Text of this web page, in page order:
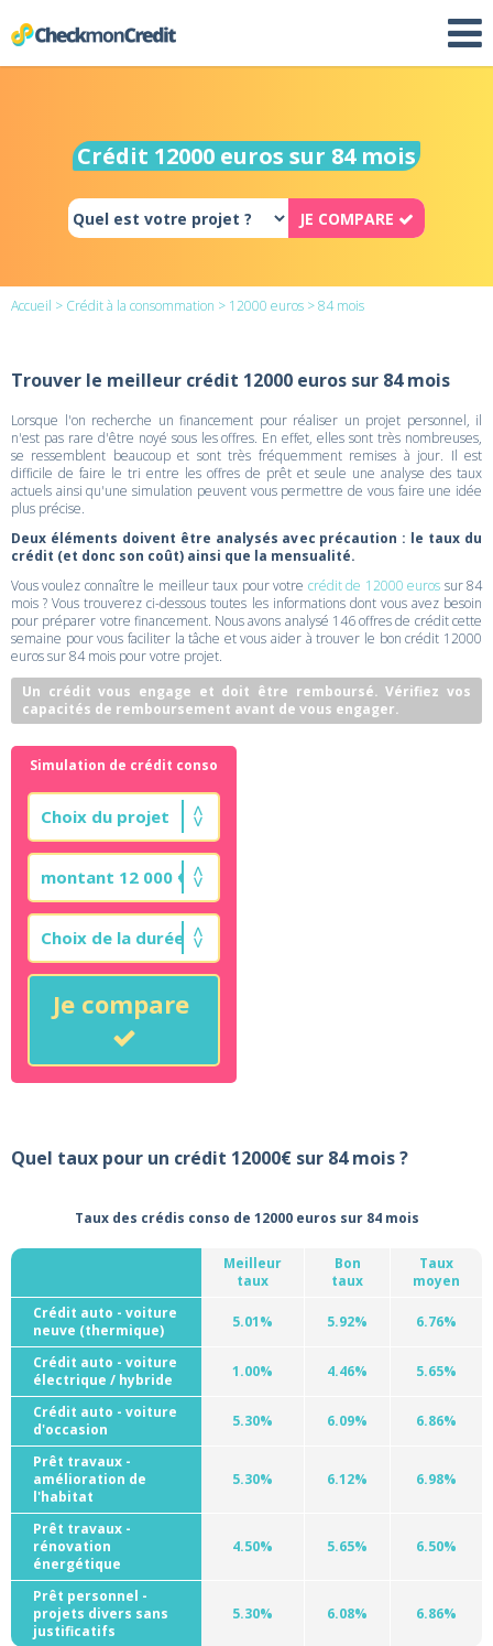
Crédit 12000 euros sur 84 mois
JE COMPARE
Accueil > Crédit à la consommation > 12000 euros > 84 mois
Trouver le meilleur crédit 12000 euros sur 84 mois
Lorsque l'on recherche un financement pour réaliser un projet personnel, il
n'est pas rare d'être noyé sous les offres. En effet, elles sont très nombreuses,
se ressemblent beaucoup et sont très fréquemment remises à jour. Il est
difficile de faire le tri entre les offres de prêt et seule une analyse des taux
actuels ainsi qu'une simulation peuvent vous permettre de vous faire une idée
plus précise.
Deux éléments doivent être analysés avec précaution : le taux du
crédit (et donc son coût) ainsi que la mensualité.
Vous voulez connaître le meilleur taux pour votre crédit de 12000 euros sur 84
mois ? Vous trouverez ci-dessous toutes les informations dont vous avez besoin
pour préparer votre financement. Nous avons analysé 146 offres de crédit cette
semaine pour vous faciliter la tâche et vous aider à trouver le bon crédit 12000
euros sur 84 mois pour votre projet.
Un crédit vous engage et doit être remboursé. Vérifiez vos
capacités de remboursement avant de vous engager.
Simulation de crédit conso
Je compare
Quel taux pour un crédit 12000€ sur 84 mois ?
Taux des crédis conso de 12000 euros sur 84 mois
Meilleur
taux
Bon
taux
Taux
moyen
Crédit auto - voiture
neuve (thermique)
5.01% 5.92% 6.76%
Crédit auto - voiture
électrique / hybride
1.00% 4.46% 5.65%
Crédit auto - voiture
d'occasion
5.30% 6.09% 6.86%
Prêt travaux -
amélioration de
l'habitat
5.30% 6.12% 6.98%
Prêt travaux -
rénovation
énergétique
4.50% 5.65% 6.50%
Prêt personnel -
projets divers sans
justificatifs
5.30% 6.08% 6.86%